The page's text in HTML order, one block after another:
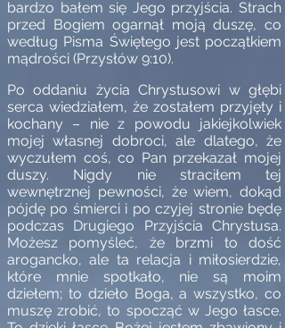
bardzo bałem się Jego przyjścia. Strach
przed Bogiem ogarnął moją duszę, co
według Pisma Świętego jest początkiem
mądrości (Przysłów 9:10).
Po oddaniu życia Chrystusowi w głębi
serca wiedziałem, że zostałem przyjęty i
kochany – nie z powodu jakiejkolwiek
mojej własnej dobroci, ale dlatego, że
wyczułem coś, co Pan przekazał mojej
duszy. Nigdy nie straciłem tej
wewnętrznej pewności, że wiem, dokąd
pójdę po śmierci i po czyjej stronie będę
podczas Drugiego Przyjścia Chrystusa.
Możesz pomyśleć, że brzmi to dość
arogancko, ale ta relacja i miłosierdzie,
które mnie spotkało, nie są moim
dziełem; to dzieło Boga, a wszystko, co
muszę zrobić, to spocząć w Jego łasce.